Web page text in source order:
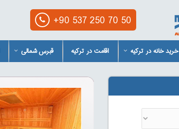
+90 537 250 70 50
خرید خانه در ترکیه اقامت در ترکیه قبرس شمالی